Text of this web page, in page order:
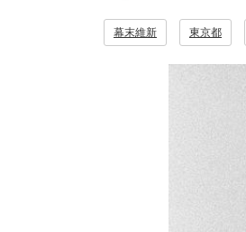
幕末維新 東京都